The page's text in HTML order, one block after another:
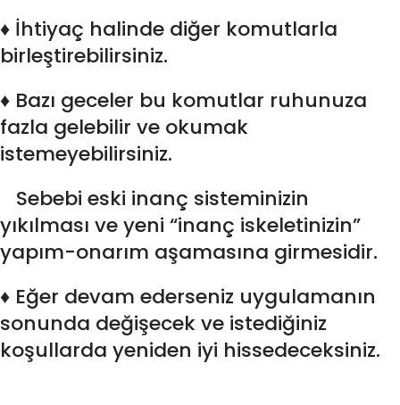
♦ İhtiyaç halinde diğer komutlarla
birleştirebilirsiniz.
♦ Bazı geceler bu komutlar ruhunuza
fazla gelebilir ve okumak
istemeyebilirsiniz.
Sebebi eski inanç sisteminizin
yıkılması ve yeni “inanç iskeletinizin”
yapım-onarım aşamasına girmesidir.
♦ Eğer devam ederseniz uygulamanın
sonunda değişecek ve istediğiniz
koşullarda yeniden iyi hissedeceksiniz.